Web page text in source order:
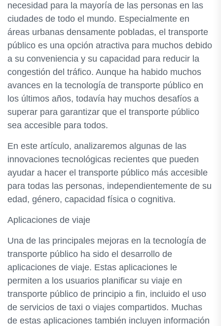
necesidad para la mayoría de las personas en las
ciudades de todo el mundo. Especialmente en
áreas urbanas densamente pobladas, el transporte
público es una opción atractiva para muchos debido
a su conveniencia y su capacidad para reducir la
congestión del tráfico. Aunque ha habido muchos
avances en la tecnología de transporte público en
los últimos años, todavía hay muchos desafíos a
superar para garantizar que el transporte público
sea accesible para todos.
En este artículo, analizaremos algunas de las
innovaciones tecnológicas recientes que pueden
ayudar a hacer el transporte público más accesible
para todas las personas, independientemente de su
edad, género, capacidad física o cognitiva.
Aplicaciones de viaje
Una de las principales mejoras en la tecnología de
transporte público ha sido el desarrollo de
aplicaciones de viaje. Estas aplicaciones le
permiten a los usuarios planificar su viaje en
transporte público de principio a fin, incluido el uso
de servicios de taxi o viajes compartidos. Muchas
de estas aplicaciones también incluyen información